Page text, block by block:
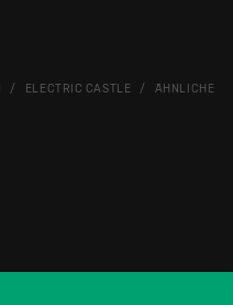
ELECTRIC CASTLE ÄHNLICHE